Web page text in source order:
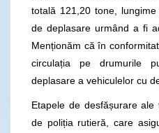
totală 121,20 tone,
de deplasare urmând a fi
Menționăm că în
circulația pe drumurile
deplasare a vehiculelor cu
Etapele de desfășurare
de poliția rutieră, care